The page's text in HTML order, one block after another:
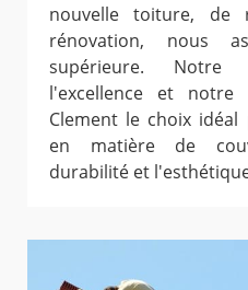
nouvelle toiture, de
rénovation, nous
supérieure. Notre
l'excellence et
Clement le choix
en matière de
durabilité et